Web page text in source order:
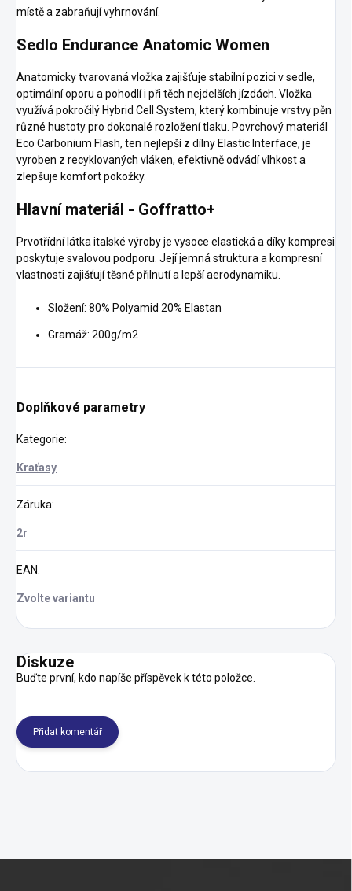
místě a zabraňují vyhrnování.
Sedlo Endurance Anatomic Women
Anatomicky tvarovaná vložka zajišťuje stabilní pozici v sedle,
optimální oporu a pohodlí i při těch nejdelších jízdách. Vložka
využívá pokročilý Hybrid Cell System, který kombinuje vrstvy pěn
různé hustoty pro dokonalé rozložení tlaku. Povrchový materiál
Eco Carbonium Flash, ten nejlepší z dílny Elastic Interface, je
vyroben z recyklovaných vláken, efektivně odvádí vlhkost a
zlepšuje komfort pokožky.
Hlavní materiál - Goffratto+
Prvotřídní látka italské výroby je vysoce elastická a díky kompresi
poskytuje svalovou podporu. Její jemná struktura a kompresní
vlastnosti zajišťují těsné přilnutí a lepší aerodynamiku.
Složení: 80% Polyamid 20% Elastan
Gramáž: 200g/m2
Doplňkové parametry
Kategorie:
Kraťasy
Záruka:
2r
EAN:
Zvolte variantu
Diskuze
Buďte první, kdo napíše příspěvek k této položce.
Přidat komentář